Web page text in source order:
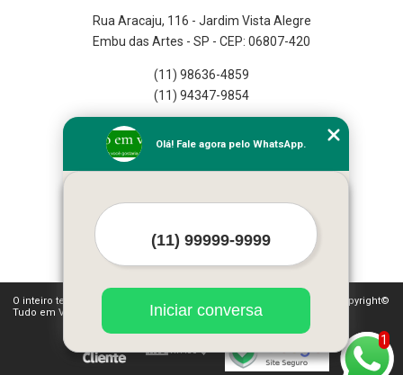
Rua Aracaju, 116 - Jardim Vista Alegre
Embu das Artes - SP - CEP: 06807-420
(11) 98636-4859
(11) 94347-9854
Empresa
Missão
Mapa do site
Mais Serviços
O inteiro teor deste site está sujeito à proteção de direitos autorais. Copyright©
Tudo em Verde (Lei 9610 de 19/02/1998)
1
Olá! Fale agora pelo WhatsApp.
Iniciar conversa